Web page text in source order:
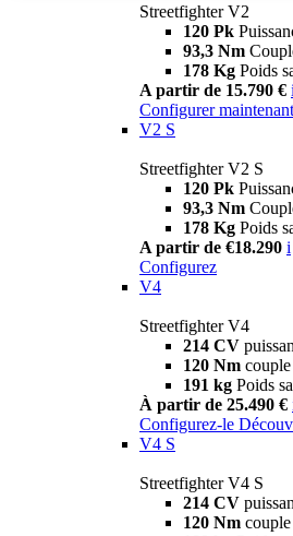
Streetfighter V2
120 Pk
93,3 Nm
178 Kg Poids
A partir de 15.790 € i
Configurer maintenant
V2 S
Streetfighter V2 S
120 Pk
93,3 Nm
178 Kg Poids
A partir de €18.290 i
Configurez
V4
Streetfighter V4
214 CV
120 Nm couple
191 kg Poids
À partir de 25.490 €
Configurez-le
V4 S
Streetfighter V4 S
214 CV
120 Nm couple